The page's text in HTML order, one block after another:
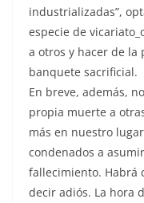
industrializadas”,
especie de
a otros y hacer de la
banquete sacrificial.
En breve, además,
propia muerte a
más en nuestro
condenados a
fallecimiento. Habrá
decir adiós. La hora